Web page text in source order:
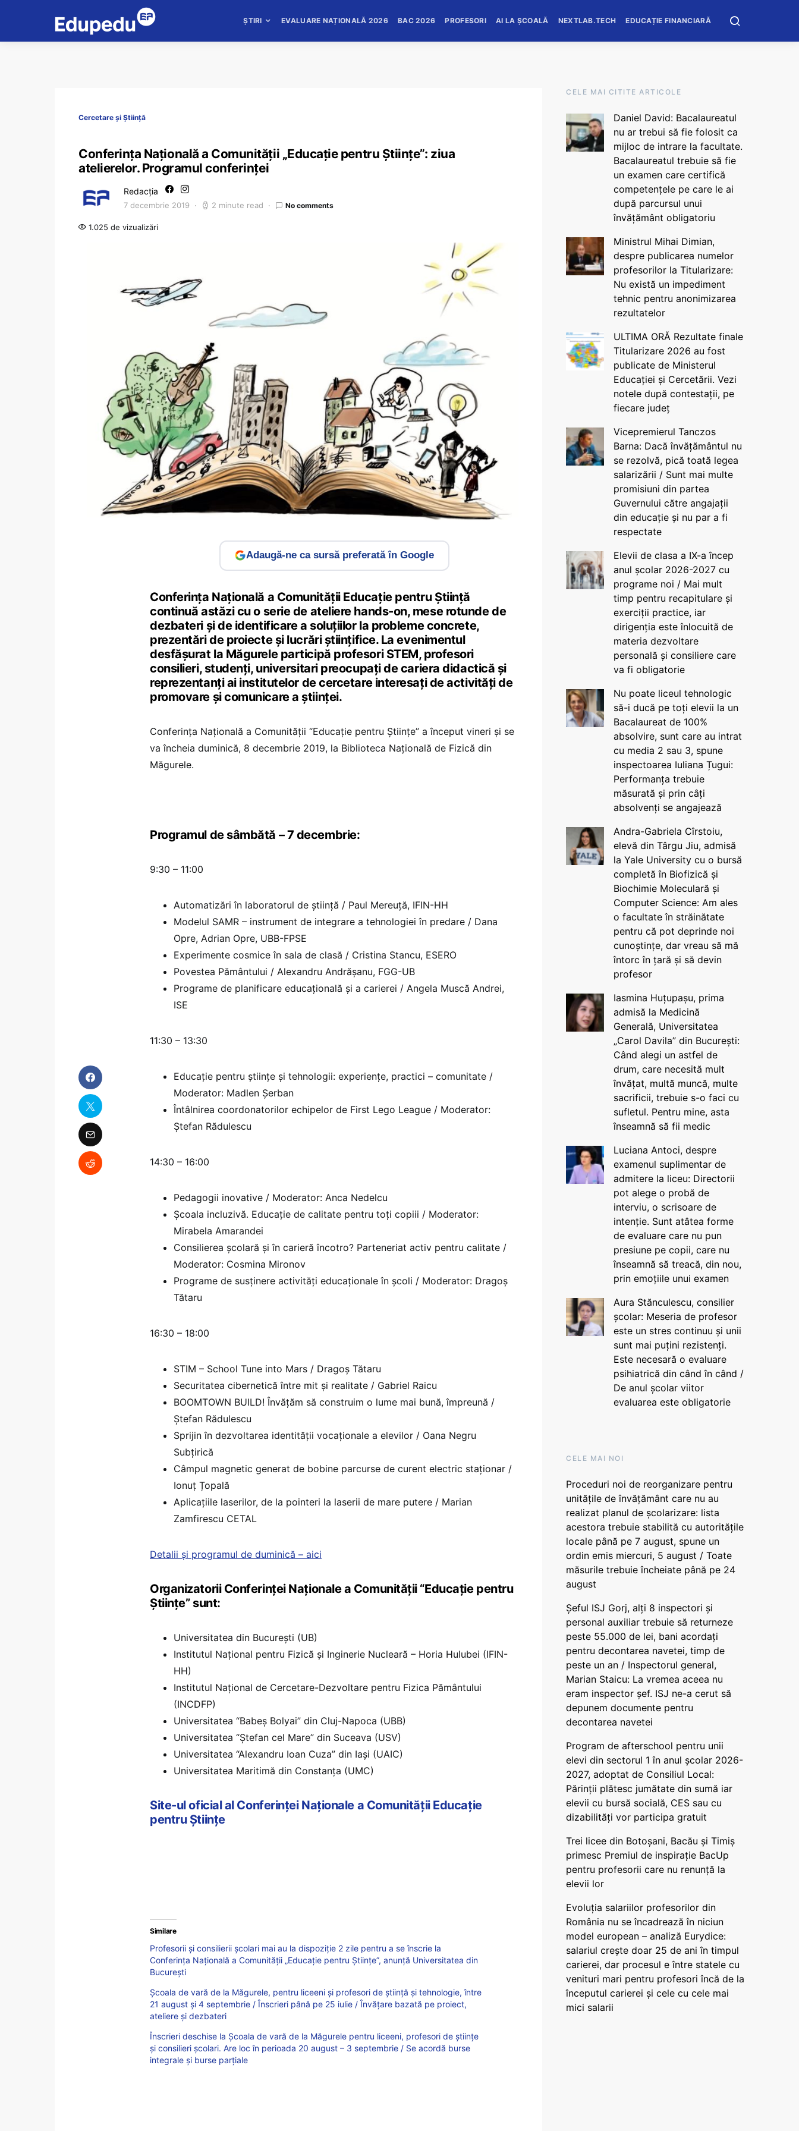
ȘTIRI EVALUARE NAȚIONALĂ 2026 BAC 2026 PROFESORI AI LA ȘCOALĂ NEXTLAB.TECH EDUCAȚIE FINANCIARĂ
Cercetare și Știință
Conferința Națională a Comunității „Educație pentru Științe”: ziua
atelierelor. Programul conferinței
Redacția
7 decembrie 2019 2 minute read No comments
1.025 de vizualizări
Adaugă-ne ca sursă preferată în Google
Conferința Națională a Comunității Educație pentru Știință
continuă astăzi cu o serie de ateliere hands-on, mese rotunde de
dezbateri și de identificare a soluțiilor la probleme concrete,
prezentări de proiecte și lucrări științifice. La evenimentul
desfășurat la Măgurele participă profesori STEM, profesori
consilieri, studenți, universitari preocupaţi de cariera didactică și
reprezentanți ai institutelor de cercetare interesați de activități de
promovare și comunicare a ştiinţei.
Conferința Națională a Comunității “Educație pentru Științe” a început vineri și se
va încheia duminică, 8 decembrie 2019, la Biblioteca Națională de Fizică din
Măgurele.
Programul de sâmbătă – 7 decembrie:
9:30 – 11:00
Automatizări în laboratorul de știință / Paul Mereuță, IFIN-HH
Modelul SAMR – instrument de integrare a tehnologiei în predare / Dana
Opre, Adrian Opre, UBB-FPSE
Experimente cosmice în sala de clasă / Cristina Stancu, ESERO
Povestea Pământului / Alexandru Andrășanu, FGG-UB
Programe de planificare educațională și a carierei / Angela Muscă Andrei,
ISE
11:30 – 13:30
Educație pentru științe și tehnologii: experiențe, practici – comunitate /
Moderator: Madlen Șerban
Întâlnirea coordonatorilor echipelor de First Lego League / Moderator:
Ștefan Rădulescu
14:30 – 16:00
Pedagogii inovative / Moderator: Anca Nedelcu
Școala incluzivă. Educație de calitate pentru toți copiii / Moderator:
Mirabela Amarandei
Consilierea școlară și în carieră încotro? Parteneriat activ pentru calitate /
Moderator: Cosmina Mironov
Programe de susținere activități educaționale în școli / Moderator: Dragoș
Tătaru
16:30 – 18:00
STIM – School Tune into Mars / Dragoș Tătaru
Securitatea cibernetică între mit și realitate / Gabriel Raicu
BOOMTOWN BUILD! Învățăm să construim o lume mai bună, împreună /
Ștefan Rădulescu
Sprijin în dezvoltarea identității vocaționale a elevilor / Oana Negru
Subțirică
Câmpul magnetic generat de bobine parcurse de curent electric staționar /
Ionuț Țopală
Aplicațiile laserilor, de la pointeri la laserii de mare putere / Marian
Zamfirescu CETAL
Detalii și programul de duminică – aici
Organizatorii Conferinței Naționale a Comunității “Educație pentru
Științe” sunt:
Universitatea din București (UB)
Institutul Național pentru Fizică și Inginerie Nucleară – Horia Hulubei (IFIN-
HH)
Institutul Național de Cercetare-Dezvoltare pentru Fizica Pământului
(INCDFP)
Universitatea “Babeș Bolyai” din Cluj-Napoca (UBB)
Universitatea “Ștefan cel Mare” din Suceava (USV)
Universitatea “Alexandru Ioan Cuza” din Iași (UAIC)
Universitatea Maritimă din Constanța (UMC)
Site-ul oficial al Conferinței Naționale a Comunității Educație
pentru Științe
Similare
Profesorii și consilierii școlari mai au la dispoziție 2 zile pentru a se înscrie la
Conferința Națională a Comunității „Educație pentru Științe”, anunță Universitatea din
București
Școala de vară de la Măgurele, pentru liceeni și profesori de știință și tehnologie, între
21 august și 4 septembrie / Înscrieri până pe 25 iulie / Învățare bazată pe proiect,
ateliere și dezbateri
Înscrieri deschise la Școala de vară de la Măgurele pentru liceeni, profesori de științe
și consilieri școlari. Are loc în perioada 20 august – 3 septembrie / Se acordă burse
integrale și burse parțiale
CELE MAI CITITE ARTICOLE
Daniel David: Bacalaureatul
nu ar trebui să fie folosit ca
mijloc de intrare la facultate.
Bacalaureatul trebuie să fie
un examen care certifică
competențele pe care le ai
după parcursul unui
învățământ obligatoriu
Ministrul Mihai Dimian,
despre publicarea numelor
profesorilor la Titularizare:
Nu există un impediment
tehnic pentru anonimizarea
rezultatelor
ULTIMA ORĂ Rezultate finale
Titularizare 2026 au fost
publicate de Ministerul
Educației și Cercetării. Vezi
notele după contestații, pe
fiecare județ
Vicepremierul Tanczos
Barna: Dacă învățământul nu
se rezolvă, pică toată legea
salarizării / Sunt mai multe
promisiuni din partea
Guvernului către angajații
din educație și nu par a fi
respectate
Elevii de clasa a IX-a încep
anul școlar 2026-2027 cu
programe noi / Mai mult
timp pentru recapitulare și
exerciții practice, iar
dirigenția este înlocuită de
materia dezvoltare
personală și consiliere care
va fi obligatorie
Nu poate liceul tehnologic
să-i ducă pe toți elevii la un
Bacalaureat de 100%
absolvire, sunt care au intrat
cu media 2 sau 3, spune
inspectoarea Iuliana Țugui:
Performanța trebuie
măsurată și prin câți
absolvenți se angajează
Andra-Gabriela Cîrstoiu,
elevă din Târgu Jiu, admisă
la Yale University cu o bursă
completă în Biofizică și
Biochimie Moleculară și
Computer Science: Am ales
o facultate în străinătate
pentru că pot deprinde noi
cunoștințe, dar vreau să mă
întorc în țară și să devin
profesor
Iasmina Huțupașu, prima
admisă la Medicină
Generală, Universitatea
„Carol Davila” din București:
Când alegi un astfel de
drum, care necesită mult
învățat, multă muncă, multe
sacrificii, trebuie s-o faci cu
sufletul. Pentru mine, asta
înseamnă să fii medic
Luciana Antoci, despre
examenul suplimentar de
admitere la liceu: Directorii
pot alege o probă de
interviu, o scrisoare de
intenție. Sunt atâtea forme
de evaluare care nu pun
presiune pe copii, care nu
înseamnă să treacă, din nou,
prin emoțiile unui examen
Aura Stănculescu, consilier
școlar: Meseria de profesor
este un stres continuu și unii
sunt mai puțini rezistenți.
Este necesară o evaluare
psihiatrică din când în când /
De anul școlar viitor
evaluarea este obligatorie
CELE MAI NOI
Proceduri noi de reorganizare pentru
unitățile de învățământ care nu au
realizat planul de școlarizare: lista
acestora trebuie stabilită cu autoritățile
locale până pe 7 august, spune un
ordin emis miercuri, 5 august / Toate
măsurile trebuie încheiate până pe 24
august
Șeful ISJ Gorj, alți 8 inspectori și
personal auxiliar trebuie să returneze
peste 55.000 de lei, bani acordați
pentru decontarea navetei, timp de
peste un an / Inspectorul general,
Marian Staicu: La vremea aceea nu
eram inspector șef. ISJ ne-a cerut să
depunem documente pentru
decontarea navetei
Program de afterschool pentru unii
elevi din sectorul 1 în anul școlar 2026-
2027, adoptat de Consiliul Local:
Părinții plătesc jumătate din sumă iar
elevii cu bursă socială, CES sau cu
dizabilităţi vor participa gratuit
Trei licee din Botoșani, Bacău și Timiș
primesc Premiul de inspirație BacUp
pentru profesorii care nu renunță la
elevii lor
Evoluția salariilor profesorilor din
România nu se încadrează în niciun
model european – analiză Eurydice:
salariul crește doar 25 de ani în timpul
carierei, dar procesul e între statele cu
venituri mari pentru profesori încă de la
începutul carierei și cele cu cele mai
mici salarii